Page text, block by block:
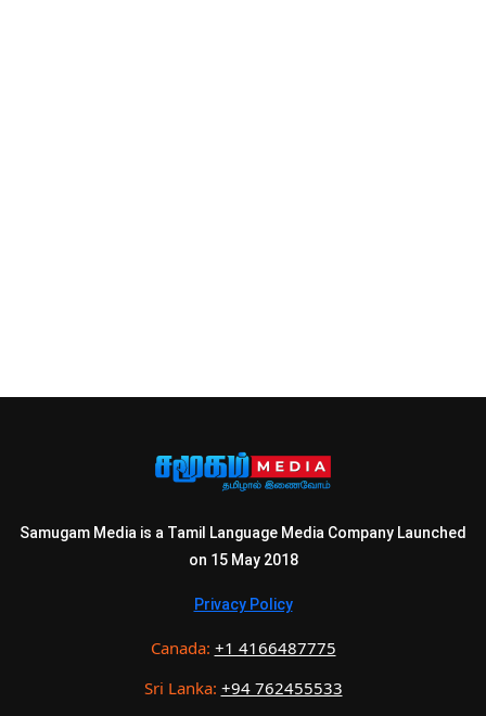
Samugam Media is a Tamil Language Media Company Launched
on 15 May 2018
Privacy Policy
Canada: +1 4166487775
Sri Lanka: +94 762455533